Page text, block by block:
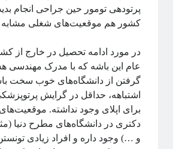
زندگی علمی
سیستم‌های پیچیده
سینما
شبه علم
علوم اعصاب
فلسفه علم
پرتودهی تومور حین جراحی انجام
کشور هم موقعیت‌های شغلی مشابه
در مورد ادامه تحصیل در خارج از
عام این باشه که با مدرک مهندسی
گرفتن از دانشگاه‌های خوب سخت
اشتباهه، حداقل در گرایش
برای اپلای وجود نداشته.
دکتری در دانشگاه‌های مطرح دنیا
و …) وجود داره و افراد زیادی